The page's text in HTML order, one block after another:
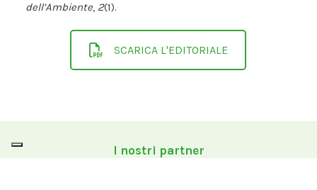
dell’Ambiente, 2(1).
SCARICA L'EDITORIALE
I nostri partner